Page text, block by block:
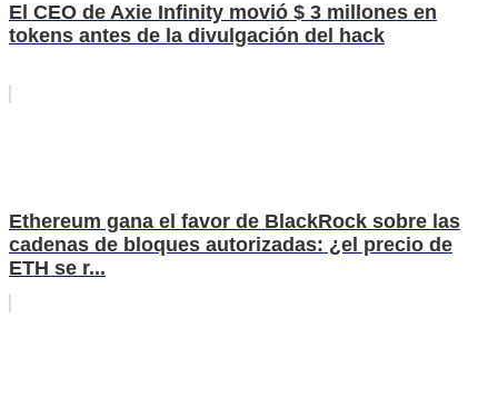
El CEO de Axie Infinity movió $ 3 millones en
tokens antes de la divulgación del hack
Ethereum gana el favor de BlackRock sobre las
cadenas de bloques autorizadas: ¿el precio de
ETH se r...